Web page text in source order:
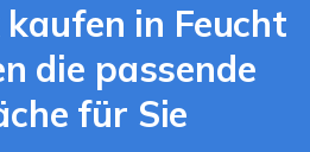
in Feucht
die passende
für Sie